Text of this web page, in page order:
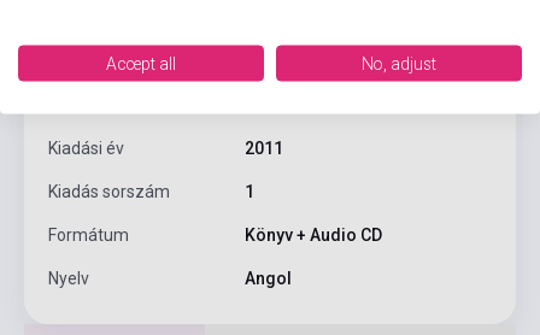
Sorozat Oxford Bookworms Library
Kiadási év 2011
Kiadás sorszám 1
Formátum Könyv + Audio CD
Nyelv Angol
Accept all No, adjust